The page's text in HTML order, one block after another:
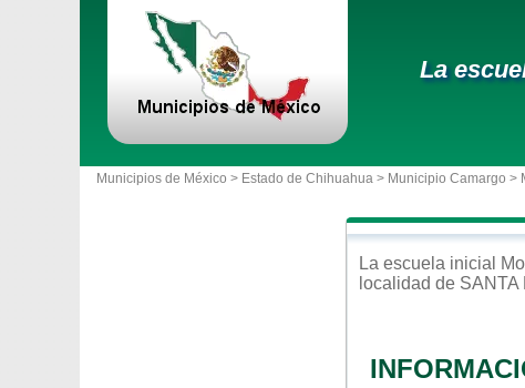
La
Municipios de México > Estado de Chihuahua > Municipio Camargo >
La escuela inicial
localidad de SANTA